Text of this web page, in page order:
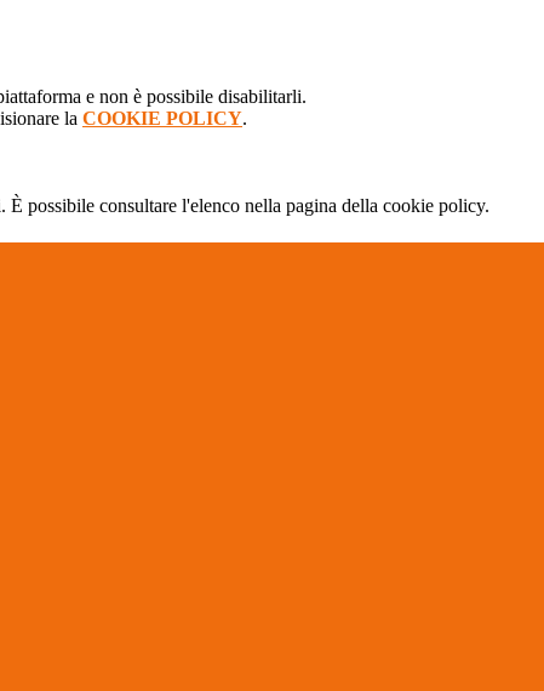
e non è possibile disabilitarli.
la COOKIE POLICY.
possibile consultare l'elenco nella pagina della cookie policy.